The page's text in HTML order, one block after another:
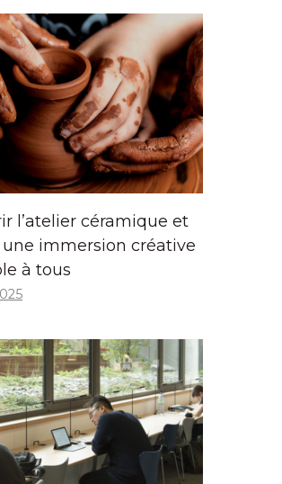
l’atelier céramique et
une immersion créative
à tous